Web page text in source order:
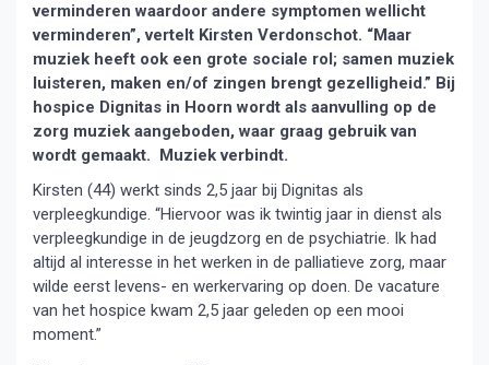
verminderen waardoor andere symptomen wellicht
verminderen”, vertelt Kirsten Verdonschot. “Maar
muziek heeft ook een grote sociale rol; samen muziek
luisteren, maken en/of zingen brengt gezelligheid.” Bij
hospice Dignitas in Hoorn wordt als aanvulling op de
zorg muziek aangeboden, waar graag gebruik van
wordt gemaakt. Muziek verbindt.
Kirsten (44) werkt sinds 2,5 jaar bij Dignitas als
verpleegkundige. “Hiervoor was ik twintig jaar in dienst als
verpleegkundige in de jeugdzorg en de psychiatrie. Ik had
altijd al interesse in het werken in de palliatieve zorg, maar
wilde eerst levens- en werkervaring op doen. De vacature
van het hospice kwam 2,5 jaar geleden op een mooi
moment.”